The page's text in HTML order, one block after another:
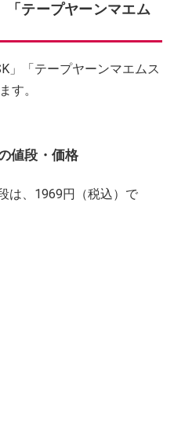
「テープヤーンマエム
」「テープヤーンマエムス
す。
値段・価格
は、1969円（税込）で